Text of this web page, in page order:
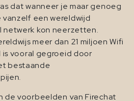
dat wanneer je maar genoeg
een wereldwijd
netwerk kon neerzetten.
meer dan 21 miljoen Wifi
vooral gegroeid door
bestaande
de voorbeelden van Firechat